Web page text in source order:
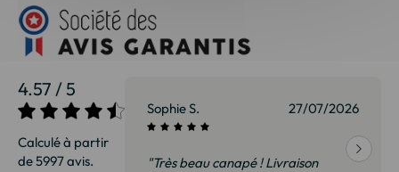
4.57 / 5
Calculé à partir
de 5997 avis.
27/07/2026 Sophie S. 27/07/2026
"Très beau canapé ! Livraison